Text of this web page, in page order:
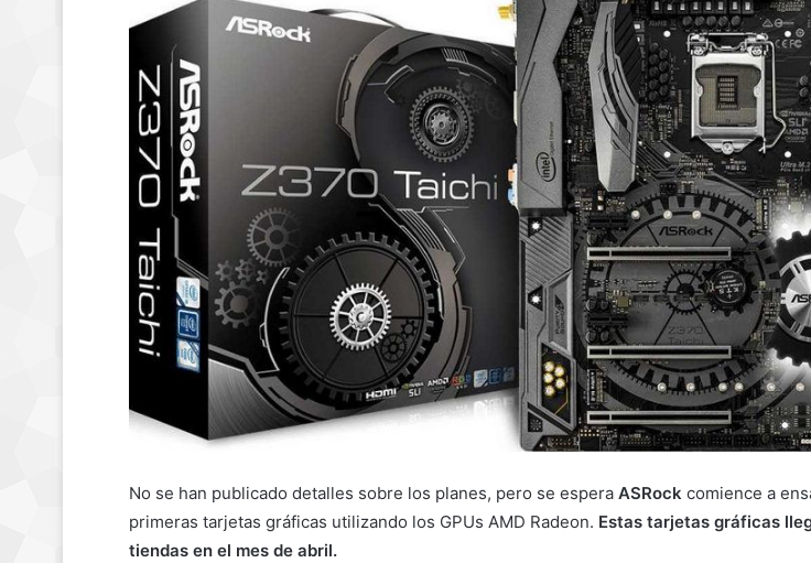
No se han publicado detalles sobre los planes, pero se espera ASRock comience a
primeras tarjetas gráficas utilizando los GPUs AMD Radeon. Estas tarjetas gráficas
tiendas en el mes de abril.